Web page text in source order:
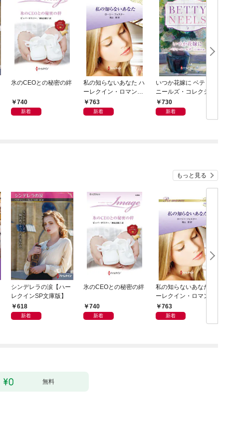
氷のCEOとの秘密の絆
740
新着
私の知らないあなた ハ
ーレクイン・ロマンス
～伝説の名作選～【ハ
ーレクイン・ロマンス
763
新着
いつか花嫁に ベティ・
ニールズ・コレクショ
ン【ハーレクイン・マ
スターピース版】
730
新着
もっと見る
シンデレラの涙【ハー
レクインSP文庫版】
618
新着
氷のCEOとの秘密の絆
740
新着
私の知らないあなた ハ
ーレクイン・ロマンス
～伝説の名作選～【ハ
ーレクイン・ロマンス
763
新着
無料